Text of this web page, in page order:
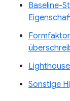
Baseline-
Sonstige